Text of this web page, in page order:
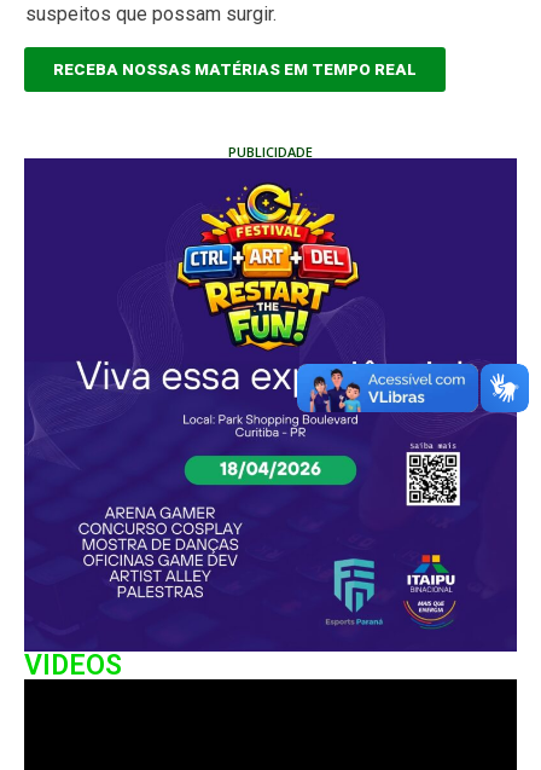
suspeitos que possam surgir.
RECEBA NOSSAS MATÉRIAS EM TEMPO REAL
PUBLICIDADE
VIDEOS